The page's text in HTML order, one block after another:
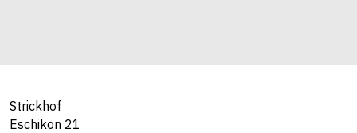
Strickhof
Eschikon 21